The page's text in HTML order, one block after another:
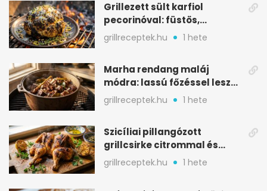
Grillezett sült karfiol
pecorinóval: füstös,
karamellizált nyári kedvenc
grillreceptek.hu 1 hete
Marha rendang maláj
módra: lassú főzéssel lesz
igazán szaftos
grillreceptek.hu 1 hete
Szicíliai pillangózott
grillcsirke citrommal és
oregánóval
grillreceptek.hu 1 hete